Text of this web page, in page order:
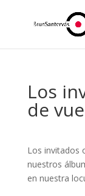
Los
de
Los invitados
nuestros
en nuestra